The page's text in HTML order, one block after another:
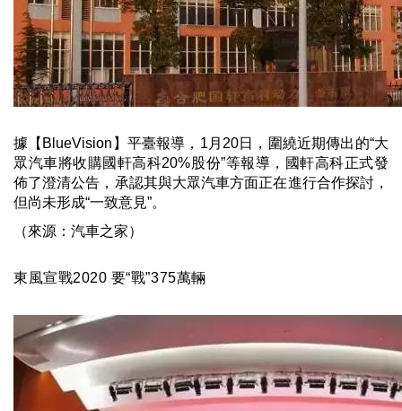
據【BlueVision】平臺報導，1月20日，圍繞近期傳出的“大
眾汽車將收購國軒高科20%股份”等報導，國軒高科正式發
佈了澄清公告，承認其與大眾汽車方面正在進行合作探討，
但尚未形成“一致意見”。
（來源：汽車之家）
東風宣戰2020 要“戰”375萬輛